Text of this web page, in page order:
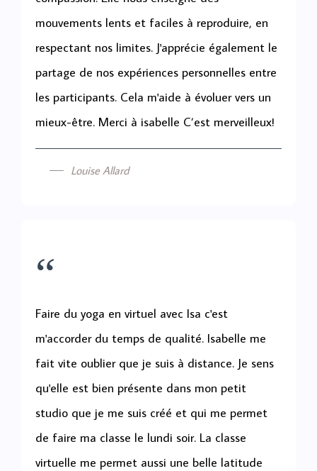
mouvements lents et faciles à reproduire, en
respectant nos limites. J'apprécie également le
partage de nos expériences personnelles entre
les participants. Cela m'aide à évoluer vers un
mieux-être. Merci à isabelle C’est merveilleux!
Louise Allard
“
Faire du yoga en virtuel avec Isa c'est
m'accorder du temps de qualité. Isabelle me
fait vite oublier que je suis à distance. Je sens
qu'elle est bien présente dans mon petit
studio que je me suis créé et qui me permet
de faire ma classe le lundi soir. La classe
virtuelle me permet aussi une belle latitude